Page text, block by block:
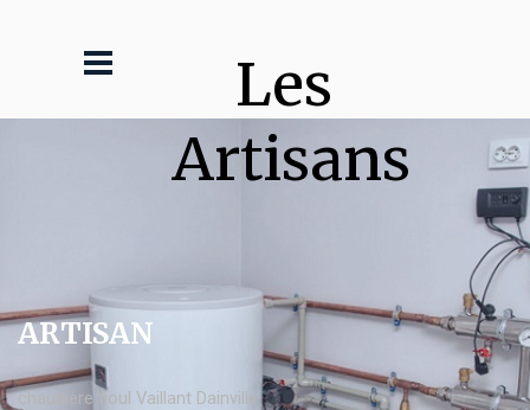
Les
Artisans
ARTISAN
chaudière fioul Vaillant Dainville